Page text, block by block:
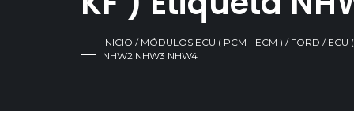
INICIO / MÓDULOS ECU ( PCM - ECM ) / FORD / ECU
NHW2 NHW3 NHW4